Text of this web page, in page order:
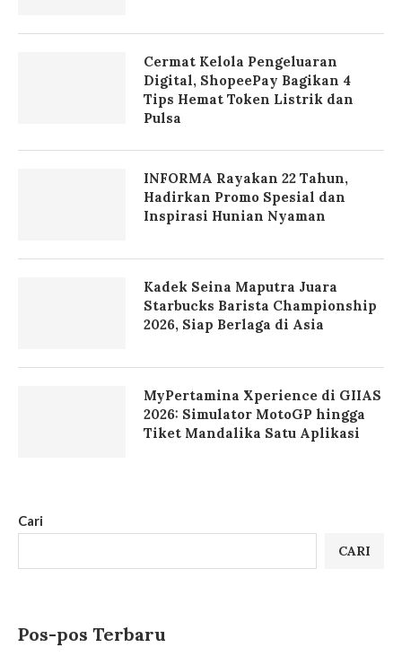
Cari
CARI
Pos-pos Terbaru
Cermat Kelola Pengeluaran
Digital, ShopeePay Bagikan 4
Tips Hemat Token Listrik dan
Pulsa
INFORMA Rayakan 22 Tahun,
Hadirkan Promo Spesial dan
Inspirasi Hunian Nyaman
Kadek Seina Maputra Juara
Starbucks Barista Championship
2026, Siap Berlaga di Asia
MyPertamina Xperience di GIIAS
2026: Simulator MotoGP hingga
Tiket Mandalika Satu Aplikasi